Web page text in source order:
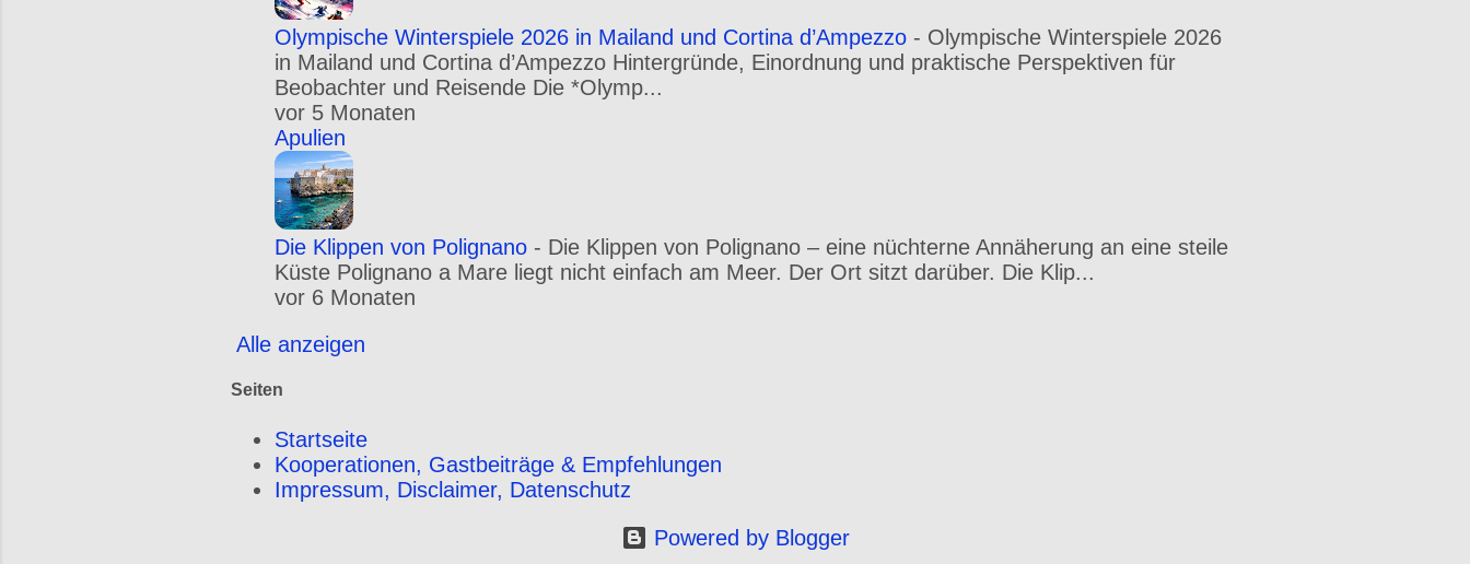
Olympische Winterspiele 2026 in Mailand und Cortina d’Ampezzo - Olympische Winterspiele 2026
in Mailand und Cortina d’Ampezzo Hintergründe, Einordnung und praktische Perspektiven für
Beobachter und Reisende Die *Olymp...
vor 5 Monaten
Apulien
Die Klippen von Polignano - Die Klippen von Polignano – eine nüchterne Annäherung an eine steile
Küste Polignano a Mare liegt nicht einfach am Meer. Der Ort sitzt darüber. Die Klip...
vor 6 Monaten
Alle anzeigen
Seiten
Startseite
Kooperationen, Gastbeiträge & Empfehlungen
Impressum, Disclaimer, Datenschutz
Powered by Blogger